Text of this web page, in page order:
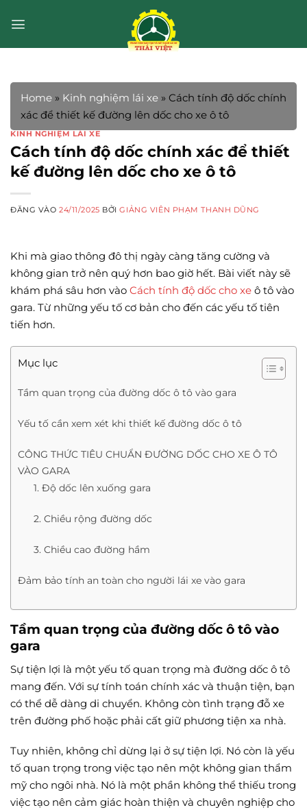
qua
Home » Kinh nghiệm lái xe » Cách tính độ dốc chính
xác để thiết kế đường lên dốc cho xe ô tô
KINH NGHIỆM LÁI XE
Cách tính độ dốc chính xác để thiết
kế đường lên dốc cho xe ô tô
ĐĂNG VÀO24/11/2025 BỞIGIẢNG VIÊN PHẠM THANH DŨNG
Khi mà giao thông đô thị ngày càng tăng cường và
không gian trở nên quý hơn bao giờ hết. Bài viết này sẽ
khám phá sâu hơn vào Cách tính độ dốc cho xe ô tô vào
gara. Từ những yếu tố cơ bản cho đến các yếu tố tiên
tiến hơn.
Mục lục
Tầm quan trọng của đường dốc ô tô vào gara
Yếu tố cần xem xét khi thiết kế đường dốc ô tô
CÔNG THỨC TIÊU CHUẨN ĐƯỜNG DỐC CHO XE Ô TÔ
VÀO GARA
1. Độ dốc lên xuống gara
2. Chiều rộng đường dốc
3. Chiều cao đường hầm
Đảm bảo tính an toàn cho người lái xe vào gara
Tầm quan trọng của đường dốc ô tô vào
gara
Sự tiện lợi là một yếu tố quan trọng mà đường dốc ô tô
mang đến. Với sự tính toán chính xác và thuận tiện, bạn
có thể dễ dàng di chuyển. Không còn tình trạng đỗ xe
trên đường phố hoặc phải cất giữ phương tiện xa nhà.
Tuy nhiên, không chỉ dừng lại ở sự tiện lợi. Nó còn là yếu
tố quan trọng trong việc tạo nên một không gian thẩm
mỹ cho ngôi nhà. Nó là một phần không thể thiếu trong
việc tạo nên cảm giác hoàn thiện và chuyên nghiệp cho